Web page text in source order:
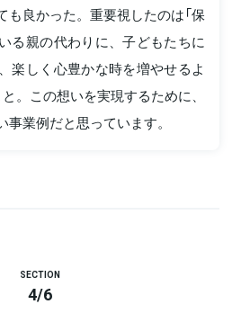
も良かった。重要視したのは「保
る親の代わりに、子どもたちに
楽しく心豊かな時を増やせるよ
。この想いを実現するために、
業例だと思っています。
SECTION
4/6